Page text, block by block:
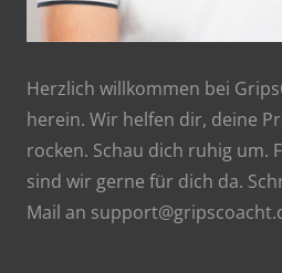
Herzlich willkommen bei
herein. Wir helfen dir, deine
rocken. Schau dich ruhig um.
sind wir gerne für dich da.
Mail an